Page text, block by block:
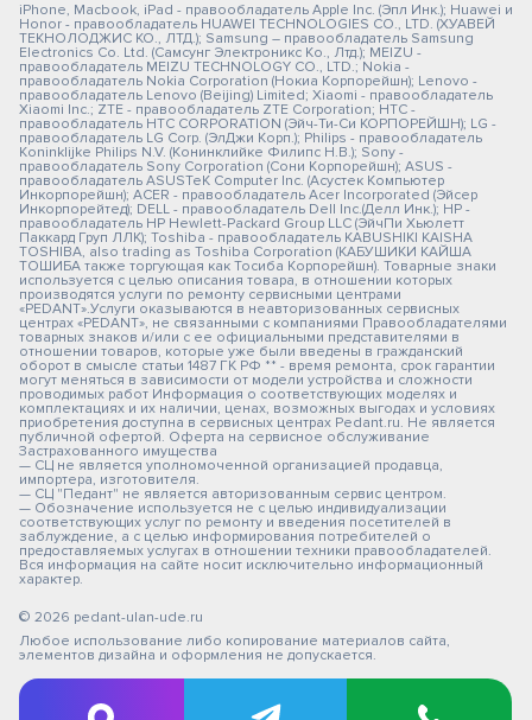
iPhone, Macbook, iPad - правообладатель Apple Inc. (Эпл Инк.); Huawei и
Honor - правообладатель HUAWEI TECHNOLOGIES CO., LTD. (ХУАВЕЙ
ТЕКНОЛОДЖИС КО., ЛТД.); Samsung – правообладатель Samsung
Electronics Co. Ltd. (Самсунг Электроникс Ко., Лтд.); MEIZU -
правообладатель MEIZU TECHNOLOGY CO., LTD.; Nokia -
правообладатель Nokia Corporation (Нокиа Корпорейшн); Lenovo -
правообладатель Lenovo (Beijing) Limited; Xiaomi - правообладатель
Xiaomi Inc.; ZTE - правообладатель ZTE Corporation; HTC -
правообладатель HTC CORPORATION (Эйч-Ти-Си КОРПОРЕЙШН); LG -
правообладатель LG Corp. (ЭлДжи Корп.); Philips - правообладатель
Koninklijke Philips N.V. (Конинклийке Филипс Н.В.); Sony -
правообладатель Sony Corporation (Сони Корпорейшн); ASUS -
правообладатель ASUSTeK Computer Inc. (Асустек Компьютер
Инкорпорейшн); ACER - правообладатель Acer Incorporated (Эйсер
Инкорпорейтед); DELL - правообладатель Dell Inc.(Делл Инк.); HP -
правообладатель HP Hewlett-Packard Group LLC (ЭйчПи Хьюлетт
Паккард Груп ЛЛК); Toshiba - правообладатель KABUSHIKI KAISHA
TOSHIBA, also trading as Toshiba Corporation (КАБУШИКИ КАЙША
ТОШИБА также торгующая как Тосиба Корпорейшн). Товарные знаки
используется с целью описания товара, в отношении которых
производятся услуги по ремонту сервисными центрами
«PEDANT».Услуги оказываются в неавторизованных сервисных
центрах «PEDANT», не связанными с компаниями Правообладателями
товарных знаков и/или с ее официальными представителями в
отношении товаров, которые уже были введены в гражданский
оборот в смысле статьи 1487 ГК РФ ** - время ремонта, срок гарантии
могут меняться в зависимости от модели устройства и сложности
проводимых работ Информация о соответствующих моделях и
комплектациях и их наличии, ценах, возможных выгодах и условиях
приобретения доступна в сервисных центрах Pedant.ru. Не является
публичной офертой. Оферта на сервисное обслуживание
Застрахованного имущества
— СЦ не является уполномоченной организацией продавца,
импортера, изготовителя.
— СЦ "Педант" не является авторизованным сервис центром.
— Обозначение используется не с целью индивидуализации
соответствующих услуг по ремонту и введения посетителей в
заблуждение, а с целью информирования потребителей о
предоставляемых услугах в отношении техники правообладателей.
Вся информация на сайте носит исключительно информационный
характер.
© 2026 pedant-ulan-ude.ru
Любое использование либо копирование материалов сайта,
элементов дизайна и оформления не допускается.